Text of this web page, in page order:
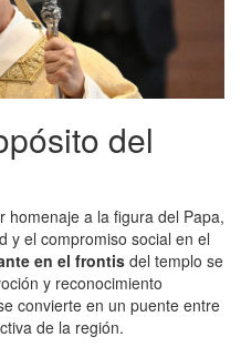
del
homenaje a la figura del Papa,
y el compromiso social en el
en el frontis del templo se
y reconocimiento
convierte en un puente entre
de la región.